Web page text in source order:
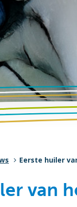
Eerste huiler
van